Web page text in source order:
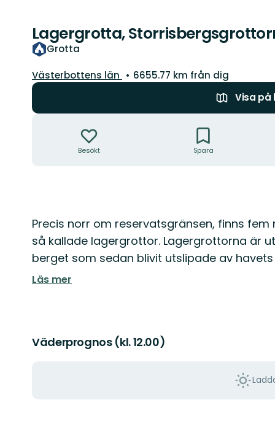
Lagergrotta,
Grotta
Län:
Västerbottens län
6655.77 km från dig
Visa på
Besökt Spara
Beskrivning
Precis norr om reservatsgränsen, finns
så kallade lagergrottor. Lagergrottorna är
berget som sedan blivit utslipade av
Läs mer
Väderprognos (kl. 12.00)